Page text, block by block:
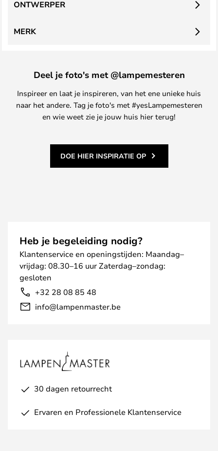
ONTWERPER
MERK
Deel je foto's met @lampemesteren
Inspireer en laat je inspireren, van het ene unieke huis
naar het andere. Tag je foto's met #yesLampemesteren
en wie weet zie je jouw huis hier terug!
DOE HIER INSPIRATIE OP
Heb je begeleiding nodig?
Klantenservice en openingstijden: Maandag–
vrijdag: 08.30–16 uur Zaterdag–zondag:
gesloten
+32 28 08 85 48
info@lampenmaster.be
30 dagen retourrecht
Ervaren en Professionele Klantenservice